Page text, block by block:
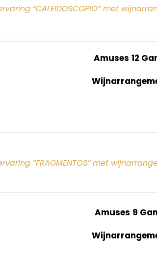
“CALEIDOSCOPIO” met
Amuses 12
“FRAGMENTOS” met
Amuses 9